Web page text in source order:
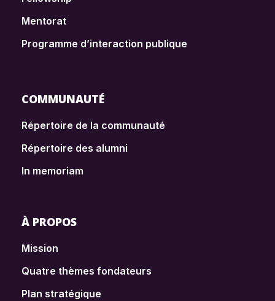
Mentorat
Programme d’interaction publique
COMMUNAUTÉ
Répertoire de la communauté
Répertoire des alumni
In memoriam
À PROPOS
Mission
Quatre thèmes fondateurs
Plan stratégique